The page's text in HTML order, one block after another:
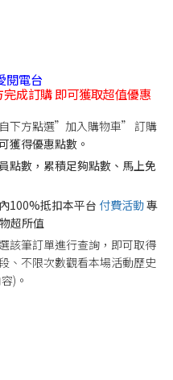
閱電台
成訂購 即可獲取超值優惠
下方點選”加入購物車” 訂購
獲得優惠點數。
點數，累積足夠點數、馬上免
100%抵扣本平台 付費活動專
超所值
該筆訂單進行查詢，即可取得
、不限次數觀看本場活動歷史
)。